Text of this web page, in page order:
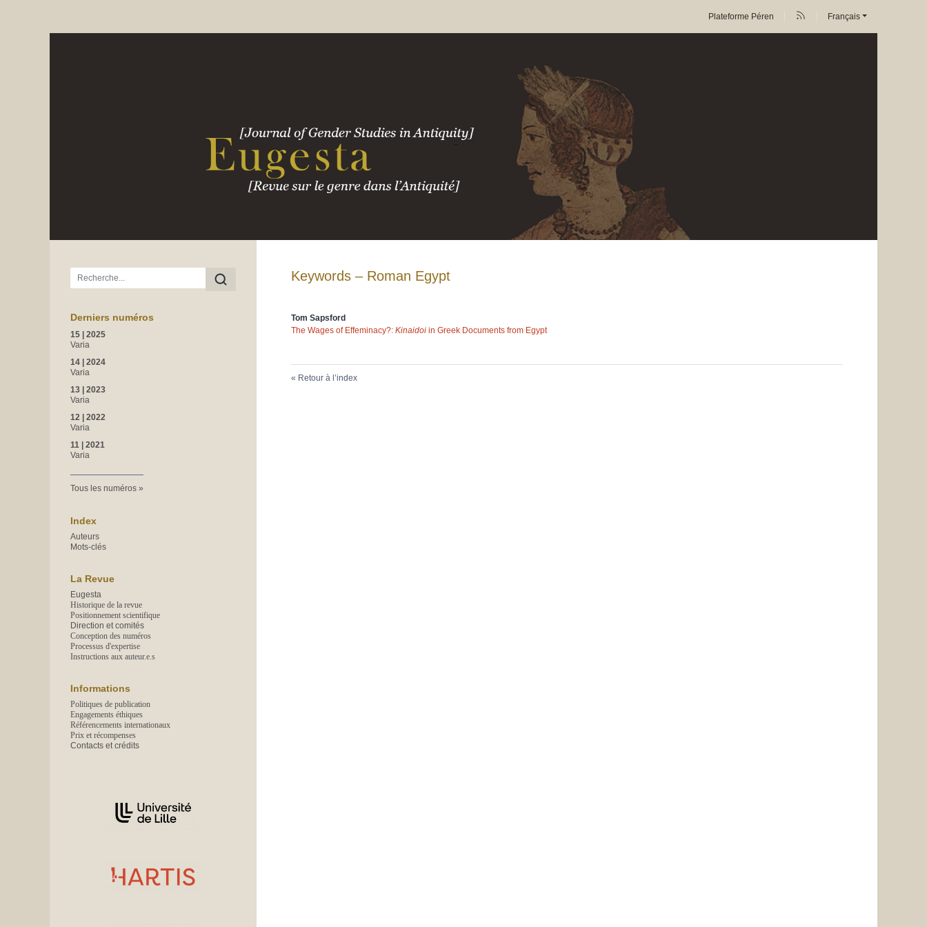
Plateforme Péren Français
Menu principal
Derniers numéros
15 | 2025
Varia
14 | 2024
Varia
13 | 2023
Varia
12 | 2022
Varia
11 | 2021
Varia
Tous les numéros
Index
Auteurs
Mots-clés
La Revue
Eugesta
Historique de la revue
Positionnement scientifique
Direction et comités
Conception des numéros
Processus d'expertise
Instructions aux auteur.e.s
Informations
Politiques de publication
Engagements éthiques
Référencements internationaux
Prix et récompenses
Contacts et crédits
Keywords – Roman Egypt
Tom Sapsford
The Wages of Effeminacy?: Kinaidoi in Greek Documents from Egypt
Retour à l’index